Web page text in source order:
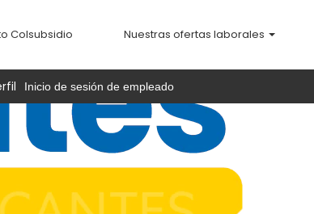
Colsubsidio Nuestras ofertas laborales
Inicio de sesión de empleado